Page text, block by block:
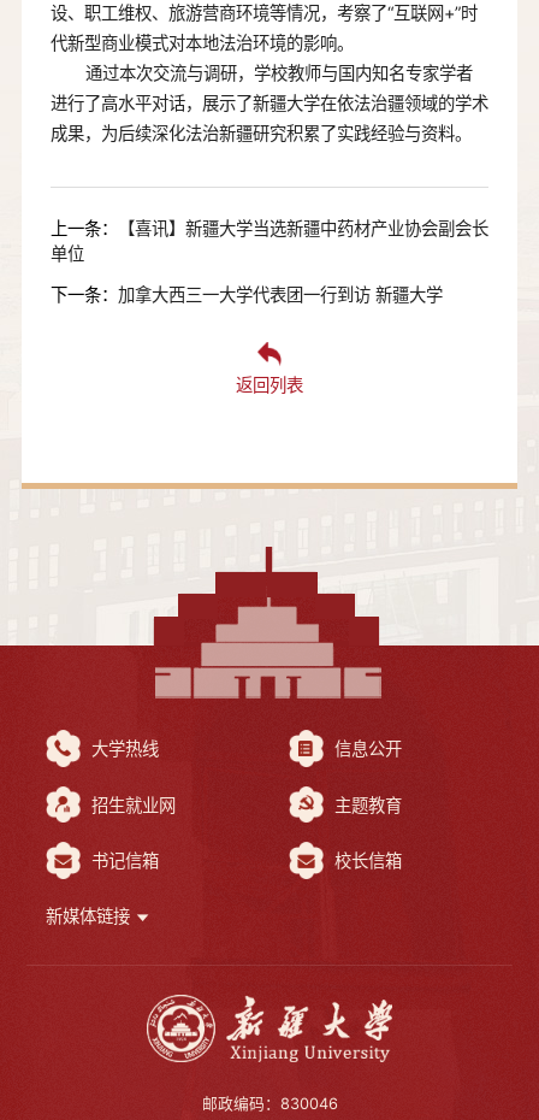
设、职工维权、旅游营商环境等情况，考察了“互联网+”时
代新型商业模式对本地法治环境的影响。
通过本次交流与调研，学校教师与国内知名专家学者
进行了高水平对话，展示了新疆大学在依法治疆领域的学术
成果，为后续深化法治新疆研究积累了实践经验与资料。
上一条：
【喜讯】新疆大学当选新疆中药材产业协会副会长
单位
下一条： 加拿大西三一大学代表团一行到访 新疆大学
返回列表
大学热线 信息公开
招生就业网 主题教育
书记信箱 校长信箱
新媒体链接
邮政编码：830046